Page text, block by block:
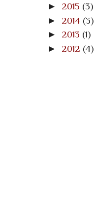
► 2015 (3)
► 2014 (3)
► 2013 (1)
► 2012 (4)